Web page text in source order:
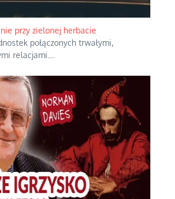
przy zielonej herbacie
połączonych trwałymi,
relacjami.